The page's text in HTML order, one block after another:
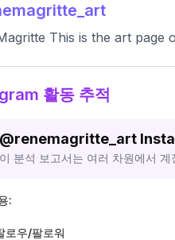
This is the art page
활동 추적
@renemagritte_art
이 분석 보고서는 여러 차원에서
:
로우/팔로워